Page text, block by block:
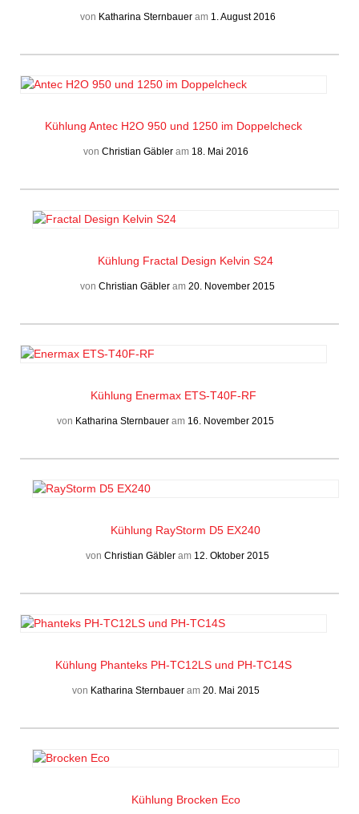
von Katharina Sternbaueram 1. August 2016
Kühlung Antec H2O 950 und 1250 im Doppelcheck
von Christian Gäbleram 18. Mai 2016
Kühlung Fractal Design Kelvin S24
von Christian Gäbler am 20. November 2015
Kühlung Enermax ETS-T40F-RF
von Katharina Sternbauer am 16. November 2015
Kühlung RayStorm D5 EX240
von Christian Gäbler am 12. Oktober 2015
Kühlung Phanteks PH-TC12LS und PH-TC14S
von Katharina Sternbaueram 20. Mai 2015
Kühlung Brocken Eco